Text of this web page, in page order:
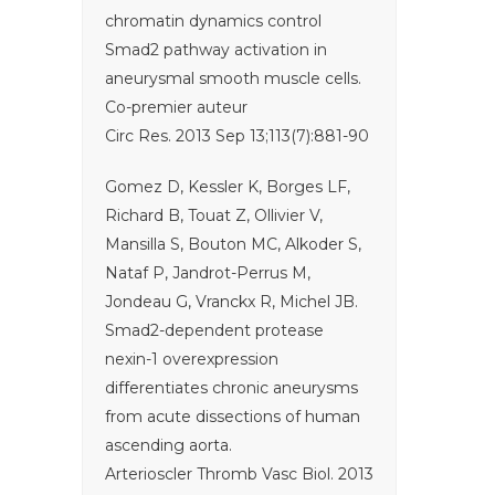
chromatin dynamics control
Smad2 pathway activation in
aneurysmal smooth muscle cells.
Co-premier auteur
Circ Res. 2013 Sep 13;113(7):881-90
Gomez D, Kessler K, Borges LF,
Richard B, Touat Z, Ollivier V,
Mansilla S, Bouton MC, Alkoder S,
Nataf P, Jandrot-Perrus M,
Jondeau G, Vranckx R, Michel JB.
Smad2-dependent protease
nexin-1 overexpression
differentiates chronic aneurysms
from acute dissections of human
ascending aorta.
Arterioscler Thromb Vasc Biol. 2013